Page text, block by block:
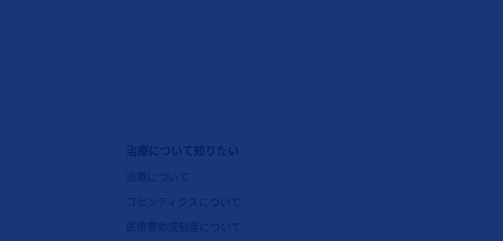
治療について知りたい
治療について
コセンティクスについて
医療費助成制度について